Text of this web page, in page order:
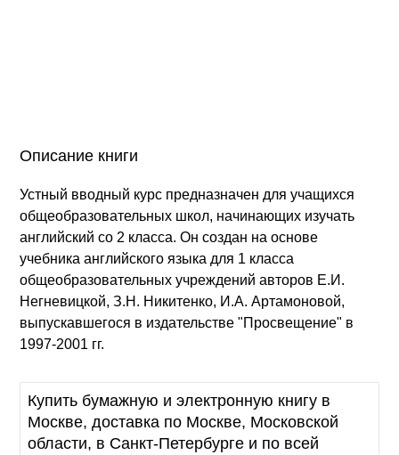
Описание книги
Устный вводный курс предназначен для учащихся
общеобразовательных школ, начинающих изучать
английский со 2 класса. Он создан на основе
учебника английского языка для 1 класса
общеобразовательных учреждений авторов Е.И.
Негневицкой, З.Н. Никитенко, И.А. Артамоновой,
выпускавшегося в издательстве "Просвещение" в
1997-2001 гг.
Купить бумажную и электронную книгу в
Москве, доставка по Москве, Московской
области, в Санкт-Петербурге и по всей